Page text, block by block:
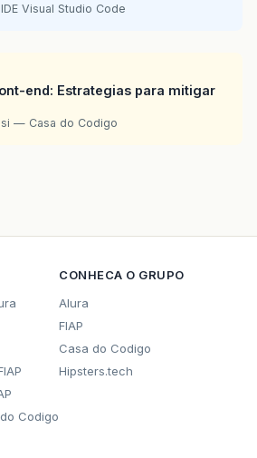
Visual Studio Code
end: Estrategias para mitigar
— Casa do Codigo
Codigo
CONHECA O GRUPO
Alura
FIAP
Casa do Codigo
Hipsters.tech